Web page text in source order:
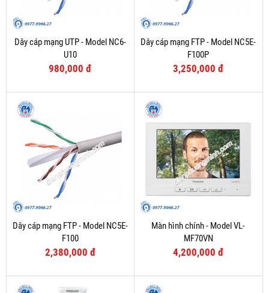
Dây cáp mạng UTP - Model NC6-
U10
980,000 đ
Dây cáp mạng FTP - Model NC5E-
F100P
3,250,000 đ
Dây cáp mạng FTP - Model NC5E-
F100
2,380,000 đ
Màn hình chính - Model VL-
MF70VN
4,200,000 đ